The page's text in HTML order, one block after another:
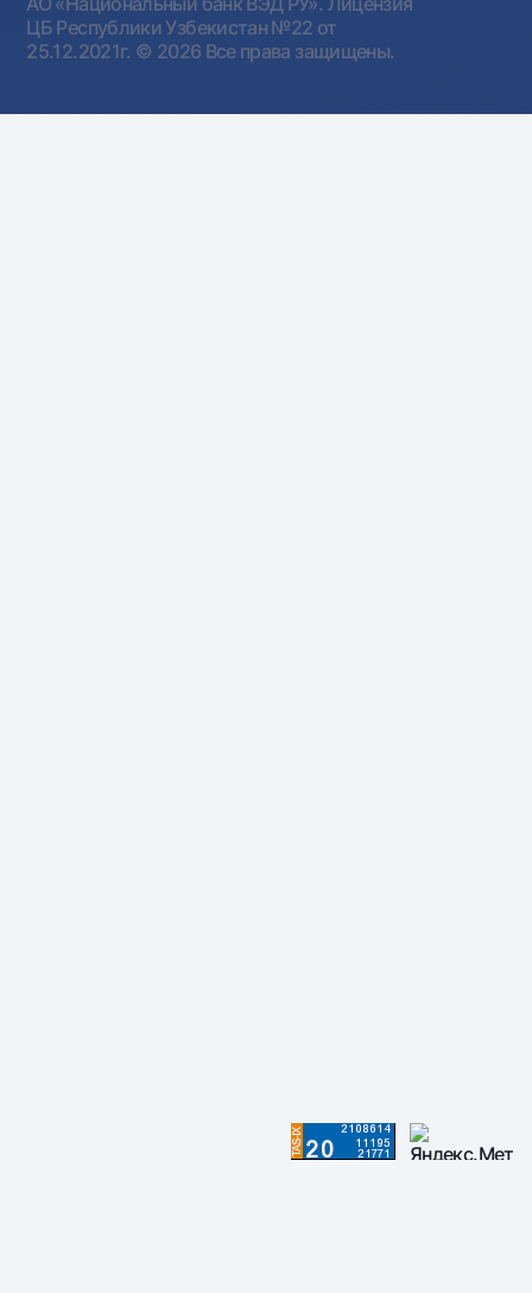
ЦБ Республики Узбекистан №22 от
25.12.2021г. © 2026 Все права защищены.